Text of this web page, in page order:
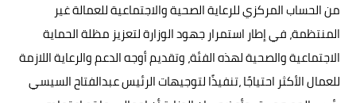
من الحساب المركزي للرعاية الصحية والاجتماعية للعمالة غير
المنتظمة، في إطار استمرار جهود الوزارة لتعزيز مظلة الحماية
الاجتماعية والصحية لهذه الفئة، وتقديم أوجه الدعم والرعاية اللازمة
للعمال الأكثر احتياجًا ،تنفيذًا لتوجيهات الرئيس عبدالفتاح السيسي